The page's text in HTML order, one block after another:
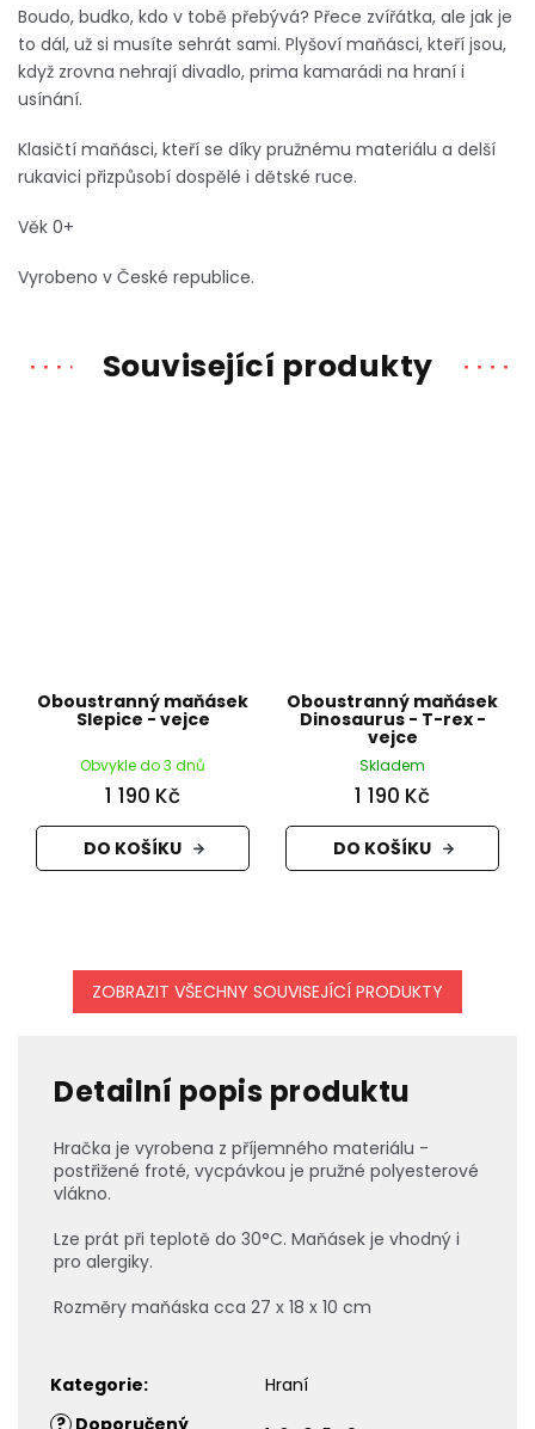
Boudo, budko, kdo v tobě přebývá? Přece zvířátka, ale jak je
to dál, už si musíte sehrát sami. Plyšoví maňásci, kteří jsou,
když zrovna nehrají divadlo, prima kamarádi na hraní i
usínání.
Klasičtí maňásci, kteří se díky pružnému materiálu a delší
rukavici přizpůsobí dospělé i dětské ruce.
Věk 0+
Vyrobeno v České republice.
Související produkty
Oboustranný maňásek
Slepice - vejce
Obvykle do 3 dnů
1 190 Kč
DO KOŠÍKU
Oboustranný maňásek
Dinosaurus - T-rex -
vejce
Skladem
1 190 Kč
DO KOŠÍKU
ZOBRAZIT VŠECHNY SOUVISEJÍCÍ PRODUKTY
Detailní popis produktu
Hračka je vyrobena z příjemného materiálu -
postřižené froté, vycpávkou je pružné polyesterové
vlákno.
Lze prát při teplotě do 30°C. Maňásek je vhodný i
pro alergiky.
Rozměry maňáska cca 27 x 18 x 10 cm
Kategorie:
Hraní
? Doporučený